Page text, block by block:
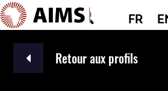
FR
Navigation principale
Retour aux profils